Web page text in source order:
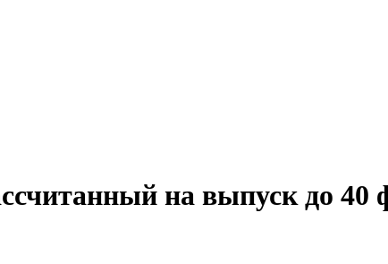
на выпуск до 40